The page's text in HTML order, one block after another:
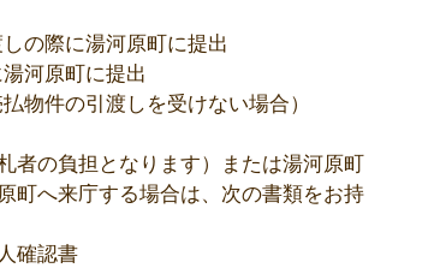
の際に湯河原町に提出
河原町に提出
物件の引渡しを受けない場合）
者の負担となります）または湯河原町
町へ来庁する場合は、次の書類をお持
確認書